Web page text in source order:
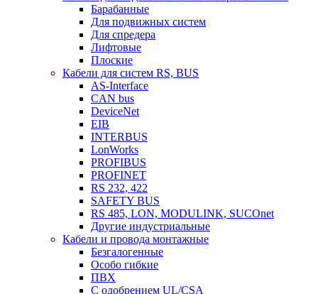
Барабанные
Для подвижных систем
Для спредера
Лифтовые
Плоские
Кабели для систем RS, BUS
AS-Interface
CAN bus
DeviceNet
EIB
INTERBUS
LonWorks
PROFIBUS
PROFINET
RS 232, 422
SAFETY BUS
RS 485, LON, MODULINK, SUCOnet
Другие индустриальные
Кабели и провода монтажные
Безгалогенные
Особо гибкие
ПВХ
С одобрением UL/CSA